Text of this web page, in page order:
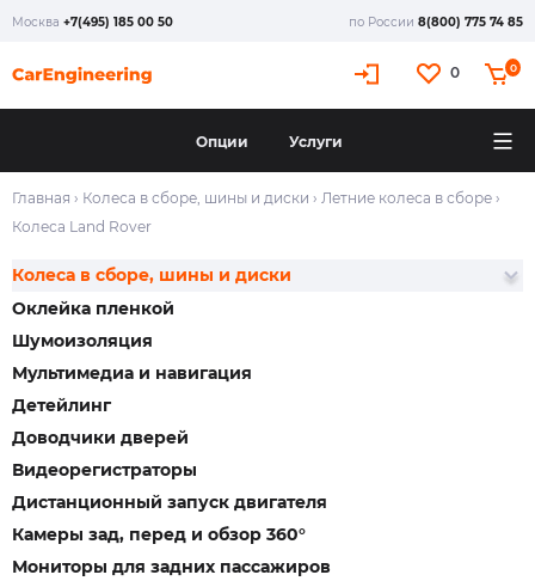
Москва +7(495) 185 00 50 по России 8(800) 775 74 85
0 0
Опции Услуги
Главная › Колеса в сборе, шины и диски › Летние колеса в сборе ›
Колеса Land Rover
Оклейка пленкой
Шумоизоляция
Мультимедиа и навигация
Детейлинг
Доводчики дверей
Видеорегистраторы
Дистанционный запуск двигателя
Камеры зад, перед и обзор 360°
Колеса в сборе, шины и диски
Мониторы для задних пассажиров